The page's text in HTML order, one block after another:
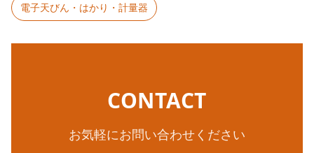
電子天びん・はかり・計量器
CONTACT
お気軽にお問い合わせください